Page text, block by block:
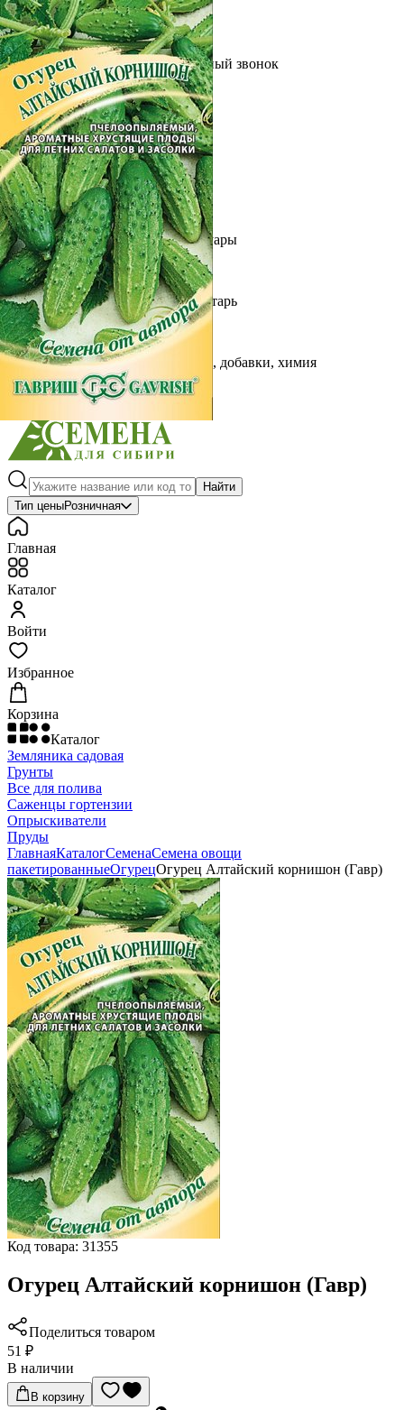
Выберите город
Обратный звонокЗаказать обратный звонок
Каталог
Семена
Грунты
Газонные травы, сидераты
Горшки, рассадники, аксессуары
Посадочный материал
Садовый инструмент, инвентарь
Консервирование
Средства защиты, удобрения, добавки, химия
Обустройство сада, декор
Найти
Тип ценыРозничная
Главная
Каталог
Войти
Избранное
Корзина
Каталог
Земляника садовая
Грунты
Все для полива
Саженцы гортензии
Опрыскиватели
Пруды
ГлавнаяКаталогСеменаСемена овощи
пакетированныеОгурецОгурец Алтайский корнишон (Гавр)
Код товара: 31355
Огурец Алтайский корнишон (Гавр)
Поделиться товаром
51 ₽
В наличии
В корзину